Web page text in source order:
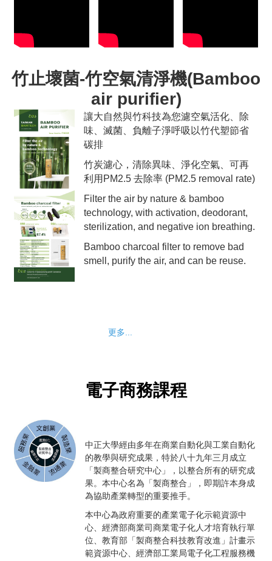
竹止壞菌-竹空氣清淨機(Bamboo
air purifier)
讓大自然與竹科技為您濾空氣活化、除
味、滅菌、負離子淨呼吸以竹代塑節省
碳排
竹炭濾心，清除異味、淨化空氣、可再
利用PM2.5 去除率 (PM2.5 removal rate)
Filter the air by nature & bamboo
technology, with activation, deodorant,
sterilization, and negative ion breathing.
Bamboo charcoal filter to remove bad
smell, purify the air, and can be reuse.
更多...
電子商務課程
中正大學經由多年在商業自動化與工業自動化
的教學與研究成果，特於八十九年三月成立
「製商整合研究中心」，以整合所有的研究成
果。本中心名為「製商整合」，即期許本身成
為協助產業轉型的重要推手。
本中心為政府重要的產業電子化示範資源中
心、經濟部商業司商業電子化人才培育執行單
位、教育部「製商整合科技教育改進」計畫示
範資源中心、經濟部工業局電子化工程服務機